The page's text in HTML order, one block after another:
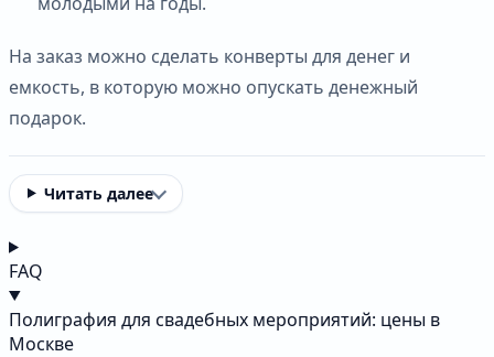
На заказ можно сделать конверты для денег и
емкость, в которую можно опускать денежный
подарок.
Читать далее
FAQ
Полиграфия для свадебных мероприятий: цены в
Москве